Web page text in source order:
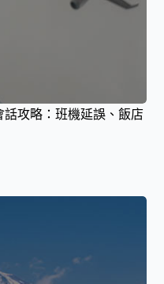
話攻略：班機延誤、飯店